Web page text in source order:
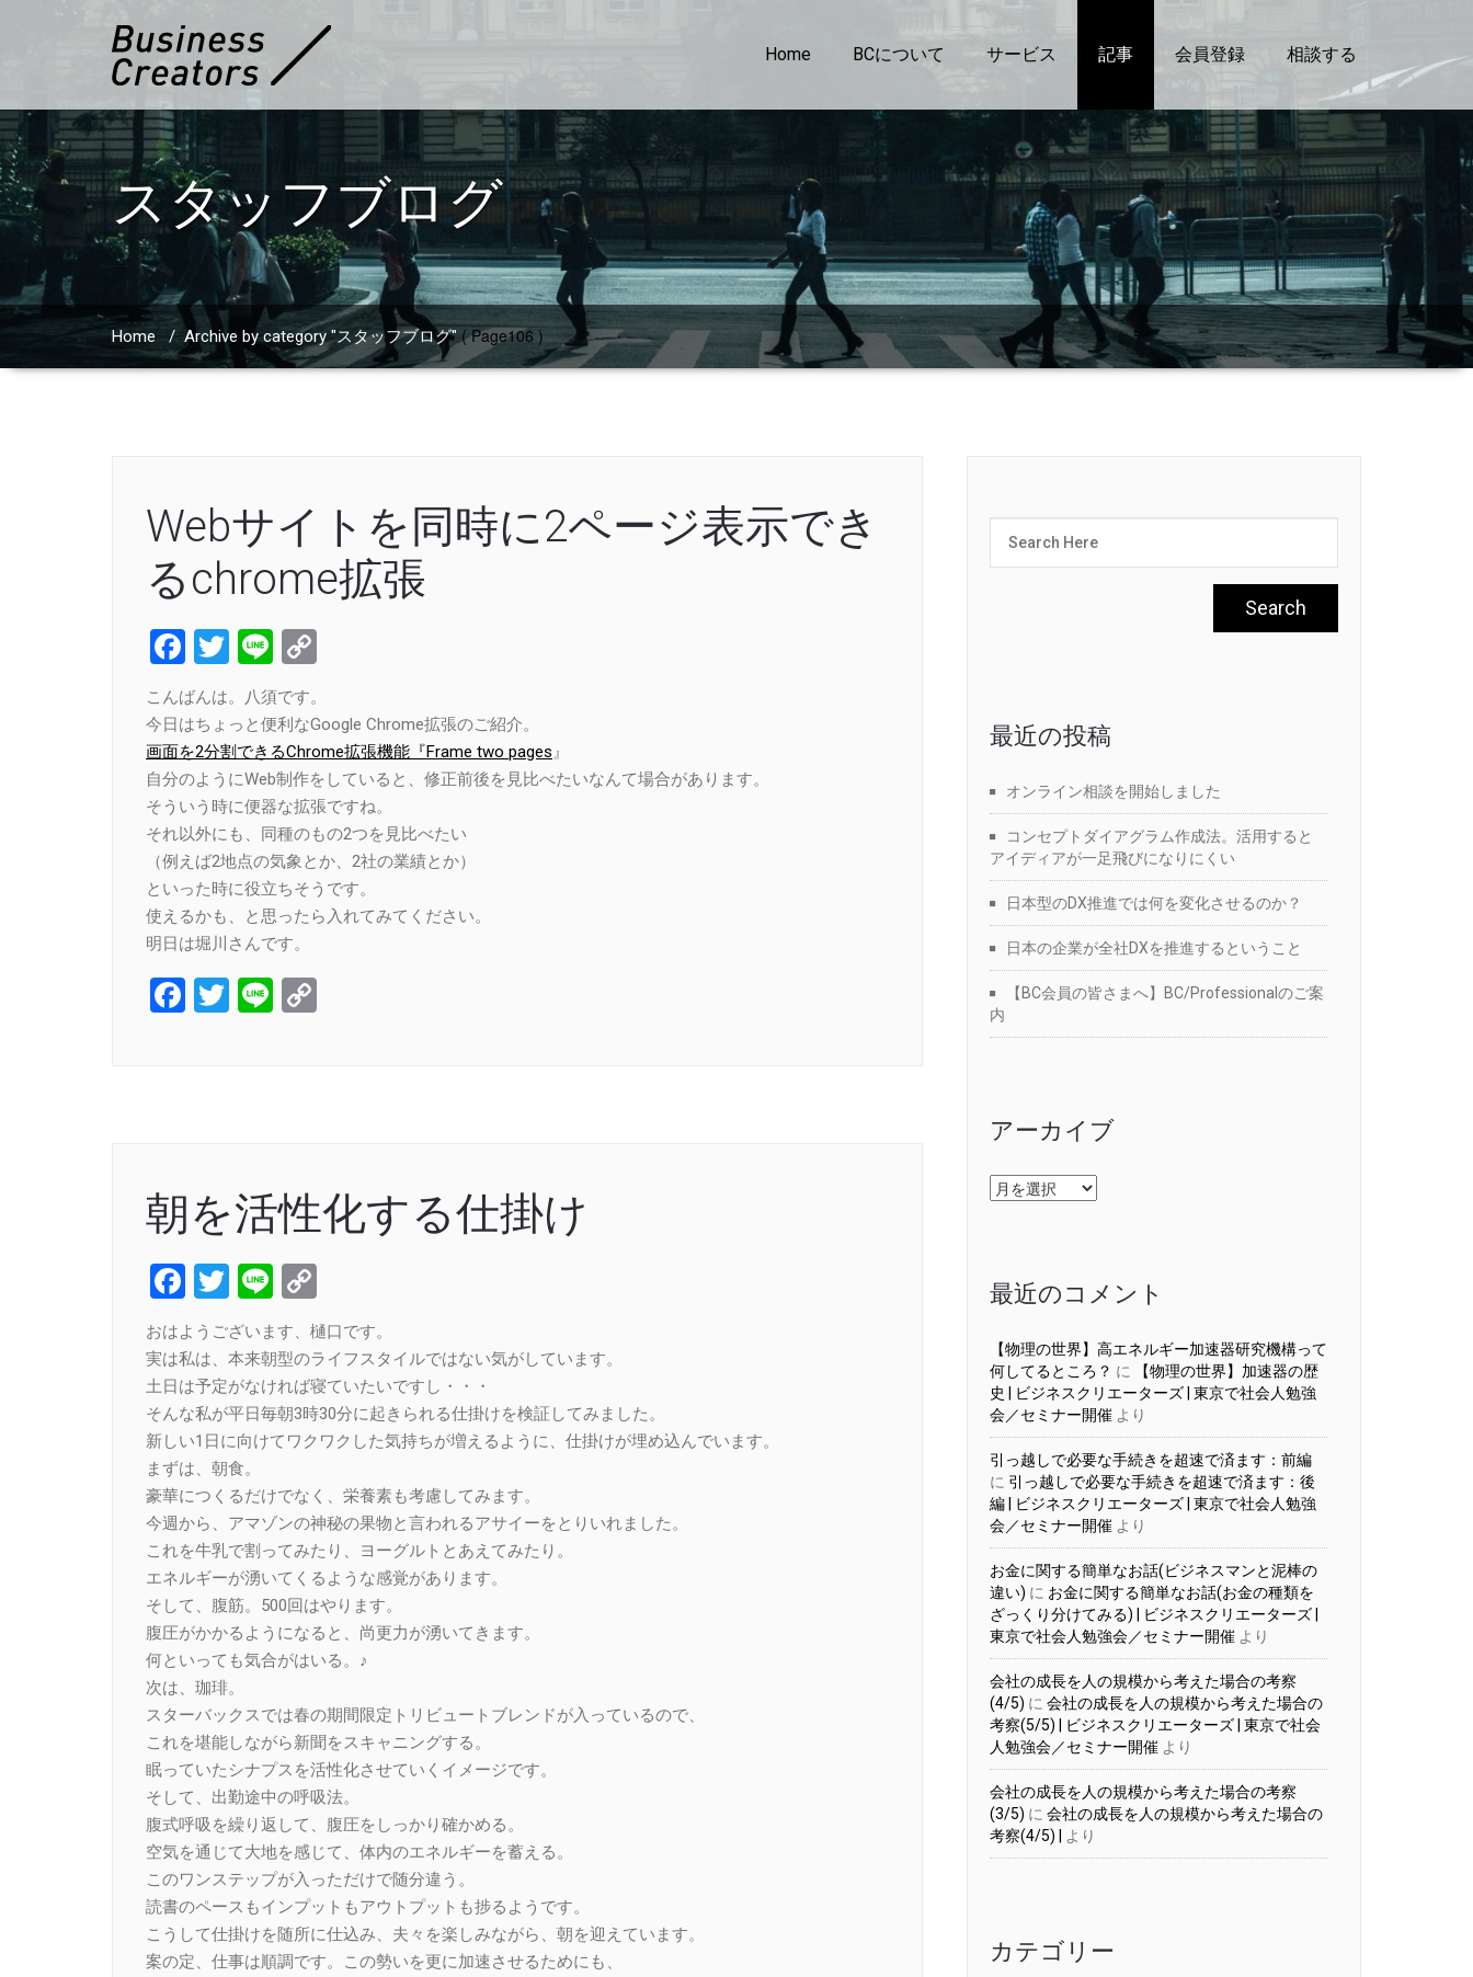
Home BCについて サービス 記事 会員登録 相談する
スタッフブログ
Home / Archive by category "スタッフブログ" ( Page106 )
Webサイトを同時に2ページ表示でき
るchrome拡張
Facebook
Twitter
Line
こんばんは。八須です。
今日はちょっと便利なGoogle Chrome拡張のご紹介。
画面を2分割できるChrome拡張機能『Frame two pages』
自分のようにWeb制作をしていると、修正前後を見比べたいなんて場合があります。
そういう時に便器な拡張ですね。
それ以外にも、同種のもの2つを見比べたい
（例えば2地点の気象とか、2社の業績とか）
といった時に役立ちそうです。
使えるかも、と思ったら入れてみてください。
明日は堀川さんです。
Facebook
Twitter
Line
朝を活性化する仕掛け
Facebook
Twitter
Line
Link
おはようございます、樋口です。
実は私は、本来朝型のライフスタイルではない気がしています。
土日は予定がなければ寝ていたいですし・・・
そんな私が平日毎朝3時30分に起きられる仕掛けを検証してみました。
新しい1日に向けてワクワクした気持ちが増えるように、仕掛けが埋め込んでいます。
まずは、朝食。
豪華につくるだけでなく、栄養素も考慮してみます。
今週から、アマゾンの神秘の果物と言われるアサイーをとりいれました。
これを牛乳で割ってみたり、ヨーグルトとあえてみたり。
エネルギーが湧いてくるような感覚があります。
そして、腹筋。500回はやります。
腹圧がかかるようになると、尚更力が湧いてきます。
何といっても気合がはいる。♪
次は、珈琲。
スターバックスでは春の期間限定トリビュートブレンドが入っているので、
これを堪能しながら新聞をスキャニングする。
眠っていたシナプスを活性化させていくイメージです。
そして、出勤途中の呼吸法。
腹式呼吸を繰り返して、腹圧をしっかり確かめる。
空気を通じて大地を感じて、体内のエネルギーを蓄える。
このワンステップが入っただけで随分違う。
読書のペースもインプットもアウトプットも捗るようです。
こうして仕掛けを随所に仕込み、夫々を楽しみながら、朝を迎えています。
案の定、仕事は順調です。この勢いを更に加速させるためにも、
最近の投稿
オンライン相談を開始しました
コンセプトダイアグラム作成法。活用すると
アイディアが一足飛びになりにくい
日本型のDX推進では何を変化させるのか？
日本の企業が全社DXを推進するということ
【BC会員の皆さまへ】BC/Professionalのご案
内
アーカイブ
ア
ー
最近のコメント
【物理の世界】高エネルギー加速器研究機構って
何してるところ？ に
【物理の世界】加速器の歴
史 | ビジネスクリエーターズ | 東京で社会人勉強
会／セミナー開催 より
引っ越しで必要な手続きを超速で済ます：前編
に 引っ越しで必要な手続きを超速で済ます：後
編 | ビジネスクリエーターズ | 東京で社会人勉強
会／セミナー開催 より
お金に関する簡単なお話(ビジネスマンと泥棒の
違い) に お金に関する簡単なお話(お金の種類を
ざっくり分けてみる) | ビジネスクリエーターズ |
東京で社会人勉強会／セミナー開催 より
会社の成長を人の規模から考えた場合の考察
(4/5) に 会社の成長を人の規模から考えた場合の
考察(5/5) | ビジネスクリエーターズ | 東京で社会
人勉強会／セミナー開催 より
会社の成長を人の規模から考えた場合の考察
(3/5) に 会社の成長を人の規模から考えた場合の
考察(4/5) |
より
カテゴリー